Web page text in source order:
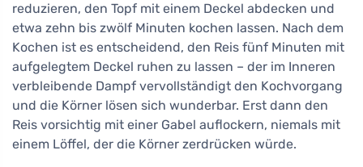
reduzieren, den Topf mit einem Deckel abdecken und
etwa zehn bis zwölf Minuten kochen lassen. Nach dem
Kochen ist es entscheidend, den Reis fünf Minuten mit
aufgelegtem Deckel ruhen zu lassen – der im Inneren
verbleibende Dampf vervollständigt den Kochvorgang
und die Körner lösen sich wunderbar. Erst dann den
Reis vorsichtig mit einer Gabel auflockern, niemals mit
einem Löffel, der die Körner zerdrücken würde.